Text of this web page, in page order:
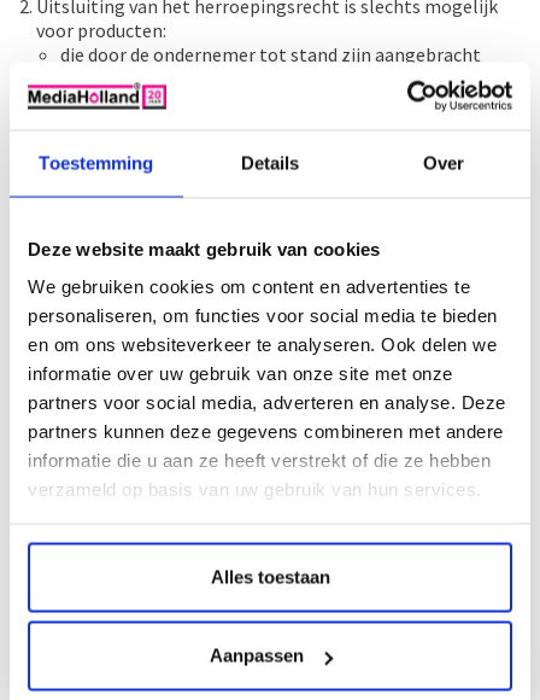
Toestemming Details Over
Deze website maakt gebruik van cookies
We gebruiken cookies om content en advertenties te
personaliseren, om functies voor social media te bieden
en om ons websiteverkeer te analyseren. Ook delen we
informatie over uw gebruik van onze site met onze
partners voor social media, adverteren en analyse. Deze
partners kunnen deze gegevens combineren met andere
informatie die u aan ze heeft verstrekt of die ze hebben
verzameld op basis van uw gebruik van hun services.
Alles toestaan
Aanpassen
Uitsluiting van het herroepingsrecht is slechts mogelijk
voor producten:
die door de ondernemer tot stand zijn aangebracht
overeenkomstig specificaties van de consument;
die door hun aard niet kunnen worden teruggezonden;
waarvan de prijs gebonden is aan schommelingen op de
financiële markt waarop de ondernemer geen invloed
heeft;
waarvan het zegel is verbroken.
waarvan het zegel is verbroken.
Voor producten die duidelijk gebruikt zijn, en waarbij op
een later moment een probleem is ontstaan.
voor audio- en video-opnamen en computersoftware
waarvan de consument de verzegeling heeft verbroken.
Uitsluiting van het herroepingsrecht is slechts mogelijk
voor diensten:
betreffende logies, vervoer, restaurantbedrijf of
vrijetijdsbesteding te verrichten op een bepaalde datum
waarvan de levering met uitdrukkelijke instemming van
betreffende weddenschappen en loterijen.